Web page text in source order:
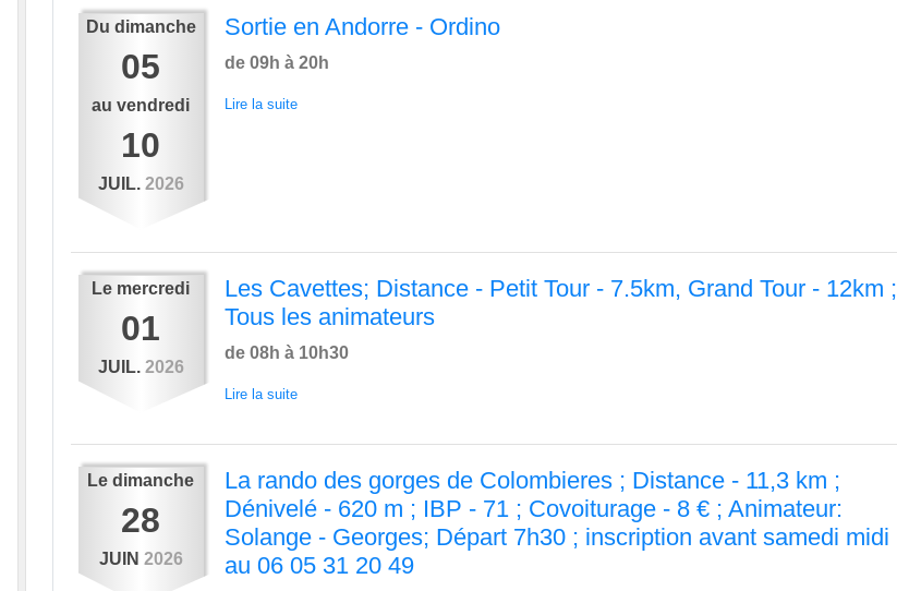
Du dimanche
05
auvendredi
10
JUIL. 2026
Sortie en Andorre - Ordino
de 09h à 20h
Lire la suite
Le mercredi
01
JUIL. 2026
Les Cavettes; Distance - Petit Tour - 7.5km, Grand Tour - 12km ;
Tous les animateurs
de 08h à 10h30
Lire la suite
Ledimanche
28
JUIN 2026
La rando des gorges de Colombieres ; Distance - 11,3 km ;
Dénivelé - 620 m ; IBP - 71 ; Covoiturage - 8 € ; Animateur:
Solange - Georges; Départ 7h30 ; inscription avant samedi midi
au 06 05 31 20 49